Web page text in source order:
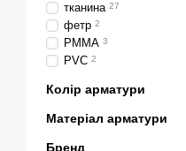
тканина 27
фетр 2
PMMA 3
PVC 2
Колір арматури
Матеріал арматури
Бренд